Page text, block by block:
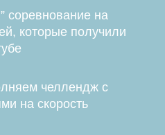
соревнование на
которые получили
челлендж с
на скорость